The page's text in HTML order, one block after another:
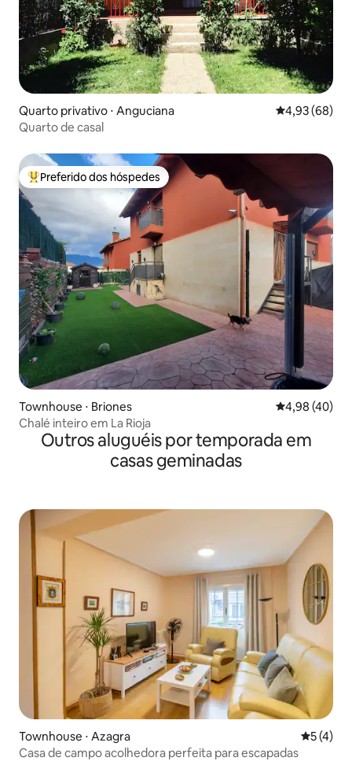
Quarto privativo ⋅ Anguciana 4,93 de uma
4,93 (68)
Quarto de casal
Entre os melhores preferidos dos hóspedes
Preferido dos hóspedes
Townhouse ⋅ Briones 4,98 de uma
4,98 (40)
Chalé inteiro em La Rioja
Outros aluguéis por temporada em
casas geminadas
Townhouse ⋅ Azagra 5 de
5 (4)
Casa de campo acolhedora perfeita para escapadas